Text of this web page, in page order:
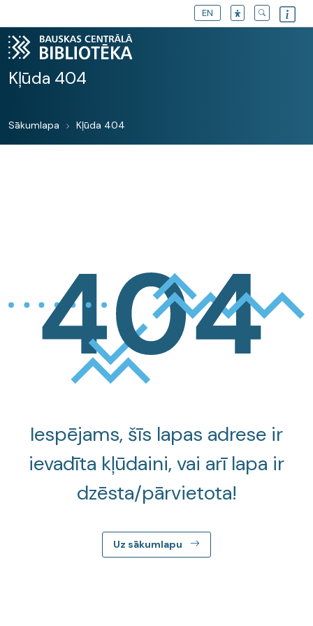
EN
Kļūda 404
Sākumlapa Kļūda 404
Iespējams, šīs lapas adrese ir
ievadīta kļūdaini, vai arī lapa ir
dzēsta/pārvietota!
Uz sākumlapu